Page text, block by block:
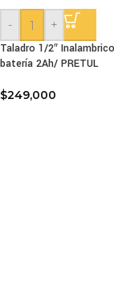
-
+
Taladro 1/2″
batería 2Ah/ PRETUL
$249,000